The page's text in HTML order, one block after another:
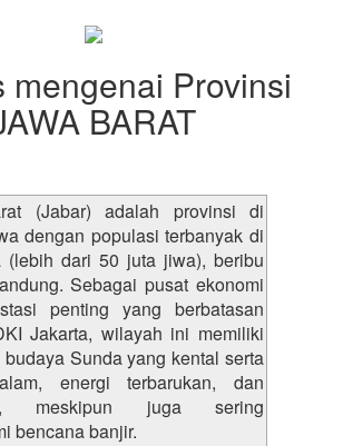
mengenai Provinsi
BARAT
(Jabar) adalah provinsi di
dengan populasi terbanyak di
(lebih dari 50 juta jiwa), beribu
Sebagai pusat ekonomi
penting yang berbatasan
Jakarta, wilayah ini memiliki
budaya Sunda yang kental serta
energi terbarukan, dan
meskipun juga sering
bencana banjir.